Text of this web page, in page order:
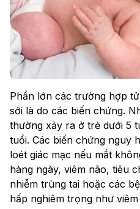
Phần lớn các trường hợp
sởi là do các biến chứng.
thường xảy ra ở trẻ dưới 5
tuổi. Các biến chứng nguy
loét giác mạc nếu mắt
hàng ngày, viêm não, tiêu
nhiễm trùng tai hoặc các
hấp nghiêm trọng như